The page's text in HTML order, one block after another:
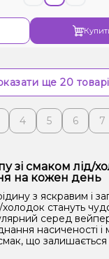
ще 20
4 5 6 7
зі смаком лід/
на кожен день
з яскравим і
холодок стануть
серед
насиченості і
що залишається